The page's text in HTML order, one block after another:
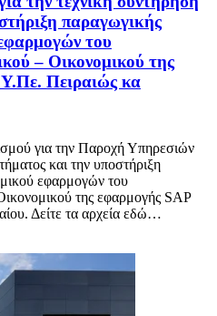
παραγωγικής
του
– Οικονομικού της
Πειραιώς κα
για την Παροχή Υπηρεσιών
και την υποστήριξη
εφαρμογών του
της εφαρμογής SAP
Δείτε τα αρχεία εδώ…